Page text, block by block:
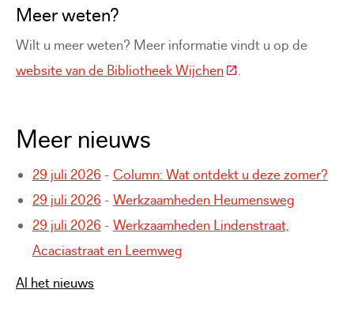
Meer weten?
Wilt u meer weten? Meer informatie vindt u op de
website van de Bibliotheek Wijchen(Deze link gaat naar
.
Meer nieuws
29 juli 2026 - Column: Wat ontdekt u deze zomer?
29 juli 2026 - Werkzaamheden Heumensweg
29 juli 2026 - Werkzaamheden Lindenstraat,
Acaciastraat en Leemweg
Al het nieuws